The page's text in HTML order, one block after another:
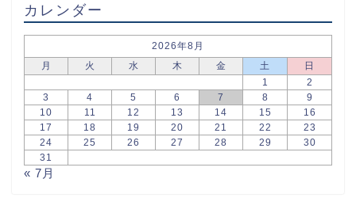
カレンダー
2026年8月
月
火 水 木 金 土
日
1
2
3
4 5 6 7 8
9
10
11 12 13 14 15
16
17
18 19 20 21 22
23
24
25 26 27 28 29
30
31
« 7月